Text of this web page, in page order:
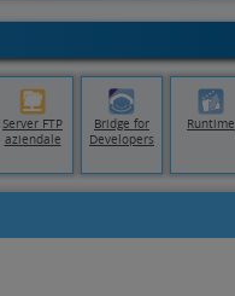
Server FTP
aziendale
Bridge for
Developers
Runtime